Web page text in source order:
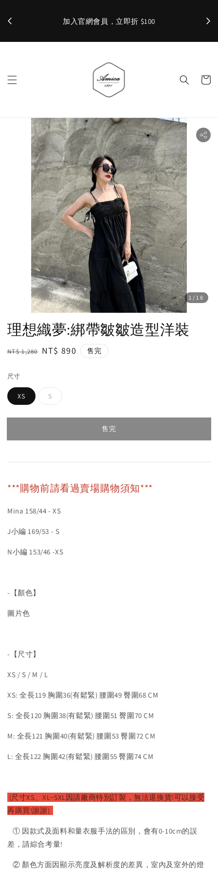
加入官網會員，立即折 $100 ✨
1 /18
理想織夢:綁帶皺皺造型洋裝
Regular
NT$ 1,280 Sale
NT$ 890 售完
尺寸
XS S
售完
***購物前請看過賣場購物須知***
Mina 158/44 - XS
J小編 169/53 - S
N小編 153/46 -XS
-【顏色】
圖片色
-【尺寸】
XS / S / M / L
XS: 全長119 胸圍36(有鬆緊) 腰圍49 臀圍68 CM
S: 全長120 胸圍38(有鬆緊) 腰圍51 臀圍70 CM
M: 全長121 胸圍40(有鬆緊) 腰圍53 臀圍72 CM
L: 全長122 胸圍42(有鬆緊) 腰圍55 臀圍74 CM
(尺寸XS、XL~5XL因請廠商特別訂製，無法退換貨!可以接受
再購買!謝謝)
① 因款式及面料和量衣服手法的區別，會有0-10cm的誤
差，請綜合考量!
② 顏色方面因顯示亮度及解析度的差異，室內及室外的燈